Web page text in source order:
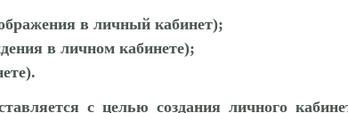
в личный кабинет);
в личном кабинете);
с целью создания личного